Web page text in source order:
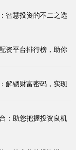
智慧投资的不二之选
资平台排行榜，助你
解锁财富密码，实现
：助您把握投资良机